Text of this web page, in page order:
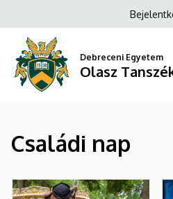
Olasz
Tanszék
(BTK)
a
tartalomra
fiók
Debreceni Egyetem
Olasz
Családi nap